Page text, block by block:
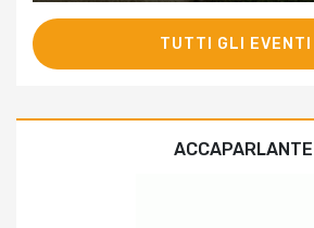
TUTTI GLI EVENTI
ACCAPARLANTE